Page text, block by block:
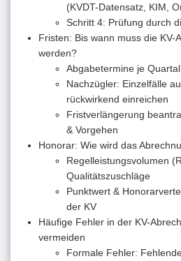
(KVDT-Datensatz, KIM,
Schritt 4: Prüfung durch
Fristen: Bis wann muss die KV-
werden?
Abgabetermine je Quartal
Nachzügler: Einzelfälle
rückwirkend einreichen
Fristverlängerung
& Vorgehen
Honorar: Wie wird das
Regelleistungsvolumen
Qualitätszuschläge
Punktwert &
der KV
Häufige Fehler in der KV-
vermeiden
Formale Fehler: